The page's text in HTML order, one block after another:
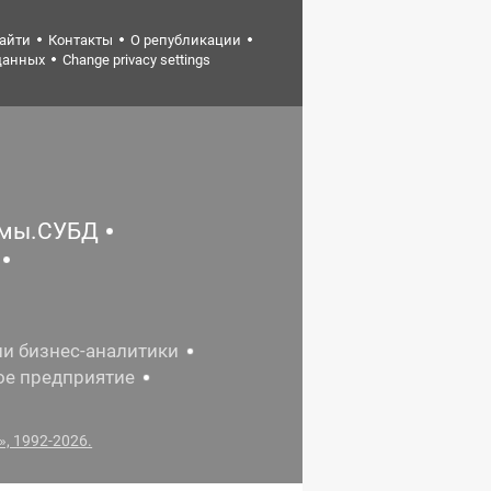
Контакты
О републикации
Change privacy settings
бизнес-аналитики
предприятие
1992-2026.